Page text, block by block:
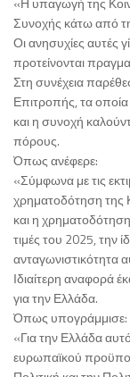
Συνοχής κάτω από
Οι ανησυχίες αυτές
προτείνονται
Στη συνέχεια
Επιτροπής, τα
και η συνοχή
πόρους.
Όπως ανέφερε:
«Σύμφωνα με τις
χρηματοδότηση της
και η
τιμές του 2025, την
ανταγωνιστικότητα
Ιδιαίτερη αναφορά
για την Ελλάδα.
Όπως υπογράμμισε:
«Για την Ελλάδα
ευρωπαϊκού